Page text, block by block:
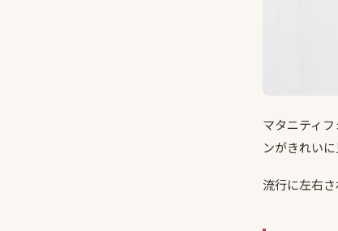
マタニティ
ンがきれい
流行に左右